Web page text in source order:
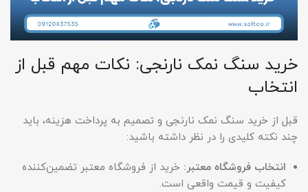
خرید سنگ نمک نارنجی: نکات مهم قبل از
انتخاب
قبل از خرید سنگ نمک نارنجی و تصمیم به پرداخت هزینه، باید
چند نکته کلیدی را در نظر داشته باشید:
انتخاب فروشگاه معتبر: خرید از فروشگاه معتبر تضمین‌کننده
کیفیت و قیمت واقعی است.